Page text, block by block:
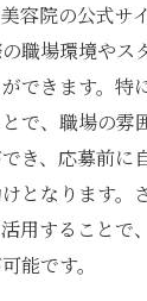
化と自分の価
ップを考慮し
トパートとし
探す
求人でアシスタ
容院の公式サ
職場環境やス
できます。特
で、職場の雰
き、応募前に
となります。
用することで
能です。